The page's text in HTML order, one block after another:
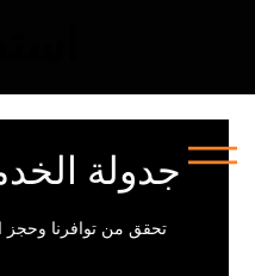
جدولة
تحقق من توافرنا وحجز